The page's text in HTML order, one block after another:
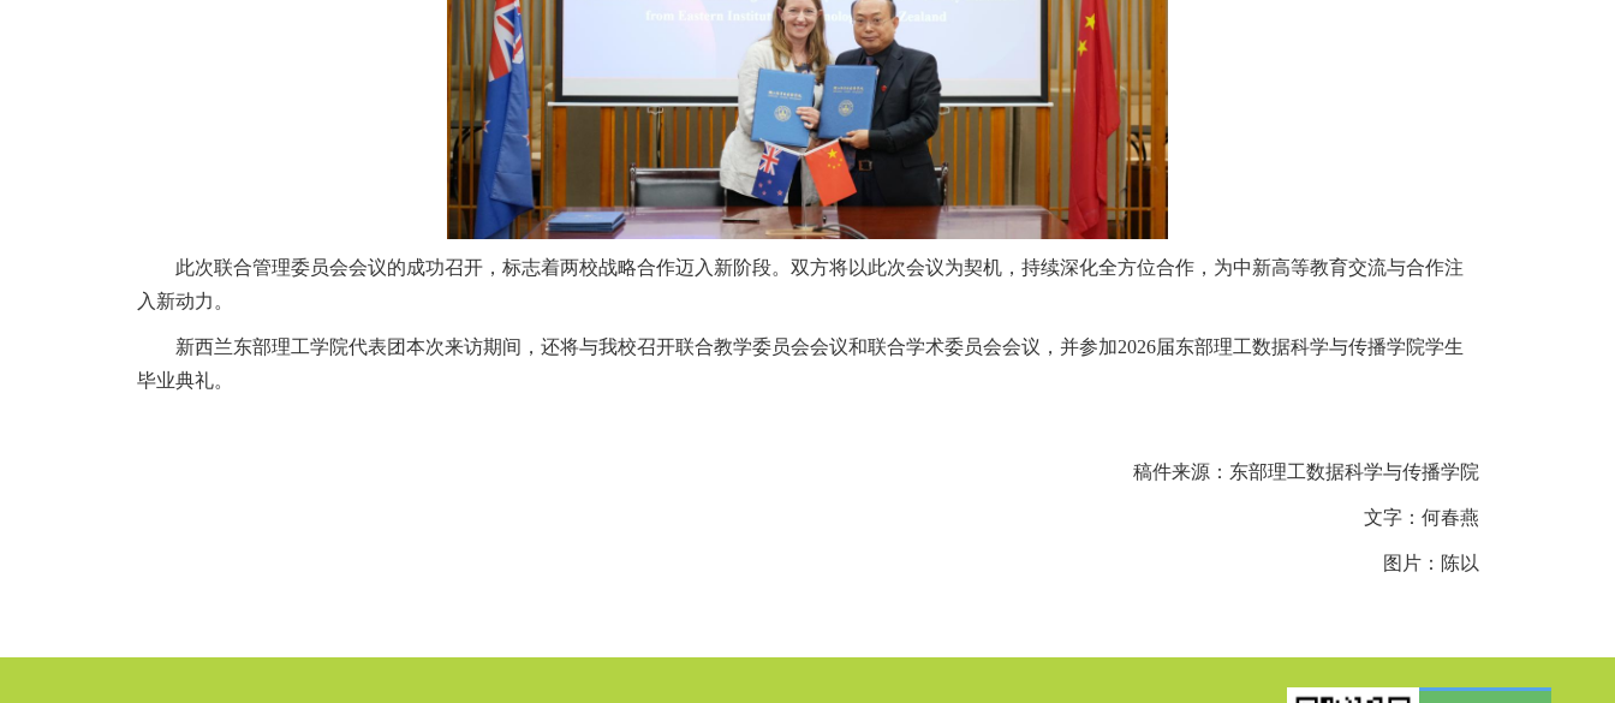
此次联合管理委员会会议的成功召开，标志着两校战略合作迈入新阶段。双方将以此次会议为契机，持续深化全方位合作，为中新高等教育交流与合作注
入新动力。
新西兰东部理工学院代表团本次来访期间，还将与我校召开联合教学委员会会议和联合学术委员会会议，并参加2026届东部理工数据科学与传播学院学生
毕业典礼。
稿件来源：东部理工数据科学与传播学院
文字：何春燕
图片：陈以